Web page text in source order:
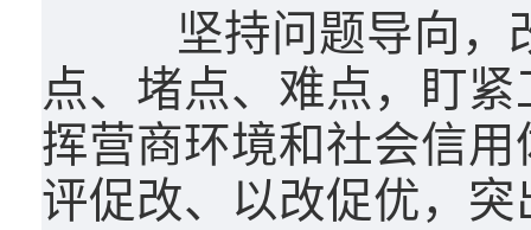
坚持问题导向，改
点、堵点、难点，盯
挥营商环境和社会信
评促改、以改促优，